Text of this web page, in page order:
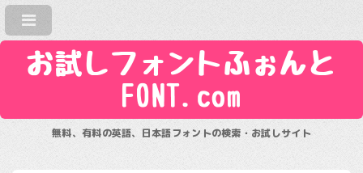
お試しフォントふぉんと
FONT.com
無料、有料の英語、日本語フォントの検索・お試しサイト